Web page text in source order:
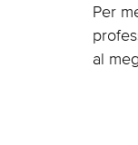
Per
al